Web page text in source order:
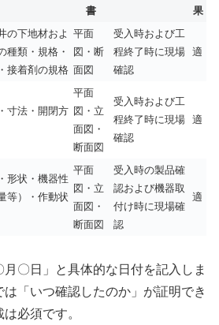
書
果
の下地材およ
種類・規格・
接着剤の規格
平面
図・断
面図
受入時および工
程終了時に現場
確認
適
寸法・開閉方
平面
図・立
面図・
断面図
受入時および工
程終了時に現場
確認
適
形状・機器性
等）・作動状
平面
図・立
面図・
断面図
受入時の製品確
認および機器取
付け時に現場確
認
適
〇日」と具体的な日付を記入しま
「いつ確認したのか」が証明でき
必須です。